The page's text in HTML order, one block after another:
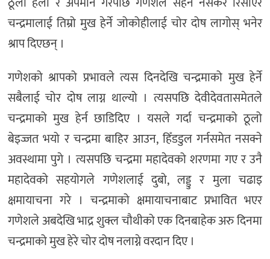
चन्द्रमालाई तिम्रो मुख हेर्ने जोकोहीलाई चोर दोष लागोस् भनेर
श्राप दिएछन् ।
गणेशको श्रापको प्रभावले त्यस दिनदेखि चन्द्रमाको मुख हेर्ने
सबैलाई चोर दोष लाग्न थाल्यो । त्यसपछि देवीदेवतासमेतले
चन्द्रमाको मुख हेर्न छाडिदिए । यसले गर्दा चन्द्रमाको ठूलो
बेइज्जत भयो र चन्द्रमा बाहिर आउन, हिँडडुल गर्नसमेत नसक्ने
अवस्थामा पुगे । त्यसपछि चन्द्रमा महादेवको शरणमा गए र उनै
महादेवको सहयोगले गणेशलाई दुबो, लड्डु र मुला चढाइ
क्षमायाचना गरे । चन्द्रमाको क्षमायाचनाबाट प्रभावित भएर
गणेशले अबदेखि भाद्र शुक्ल चौथीको एक दिनबाहेक अरु दिनमा
चन्द्रमाको मुख हेरे चोर दोष नलाग्ने वरदान दिए ।